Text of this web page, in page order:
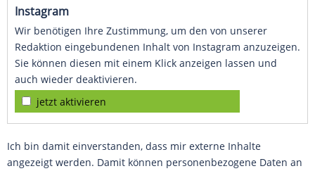
Instagram
Wir benötigen Ihre Zustimmung, um den von unserer
Redaktion eingebundenen Inhalt von Instagram anzuzeigen.
Sie können diesen mit einem Klick anzeigen lassen und
auch wieder deaktivieren.
jetzt aktivieren
Ich bin damit einverstanden, dass mir externe Inhalte
angezeigt werden. Damit können personenbezogene Daten an